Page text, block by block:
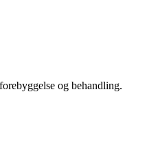
og behandling.